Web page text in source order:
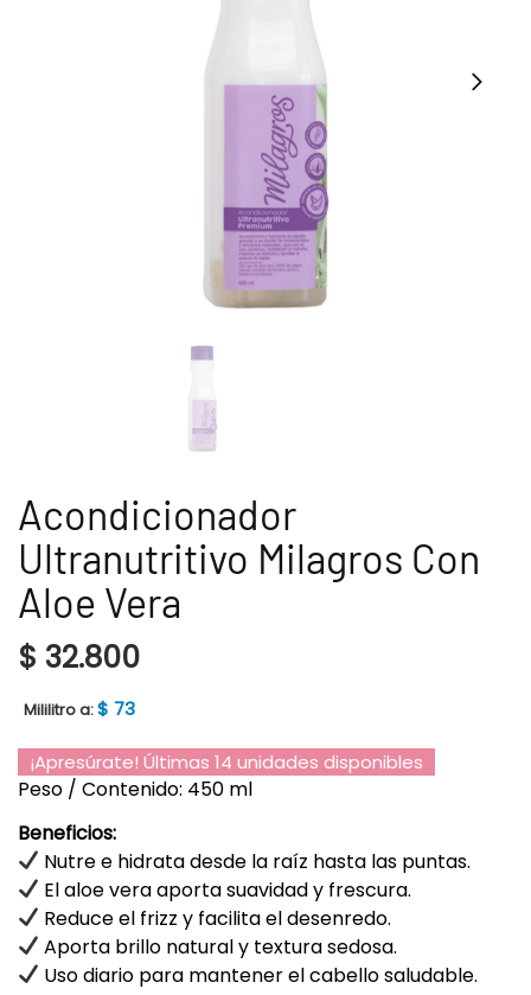
Acondicionador
Ultranutritivo Milagros Con
Aloe Vera
$ 32.800
Mililitro a:$ 73
¡Apresúrate! Últimas 14 unidades disponibles
Peso / Contenido: 450 ml
Beneficios:
Nutre e hidrata desde la raíz hasta las puntas.
El aloe vera aporta suavidad y frescura.
Reduce el frizz y facilita el desenredo.
Aporta brillo natural y textura sedosa.
Uso diario para mantener el cabello saludable.